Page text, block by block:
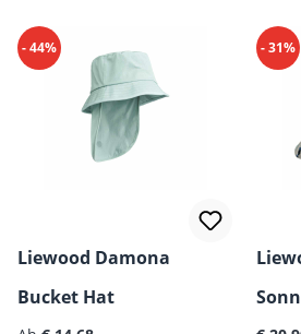
- 44%
Liewood Damona
Bucket Hat
- 31%